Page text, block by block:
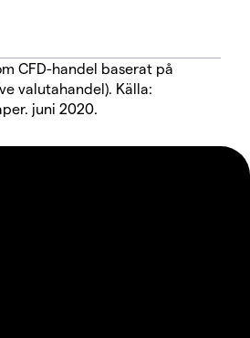
CFD-handel baserat på
valutahandel). Källa:
juni 2020.